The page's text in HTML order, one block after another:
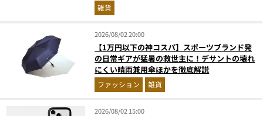
た雑貨
2026/08/02 20:00
【1万円以下の神コスパ】スポーツブランド発
の日常ギアが猛暑の救世主に！デサントの壊れ
にくい晴雨兼用傘ほかを徹底解説
ファッション 雑貨
2026/08/02 15:00